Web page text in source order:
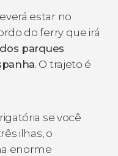
estar no
do ferry que irá
parques
. O trajeto é
se você
ilhas, o
enorme